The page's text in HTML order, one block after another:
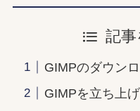
記
GIMPのダウン
GIMPを立ち上